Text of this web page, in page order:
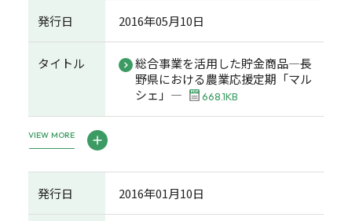
発行日 2016年05月10日
タイトル
総合事業を活用した貯金商品―長
野県における農業応援定期「マル
シェ」―
668.1KB
VIEW MORE
発行日 2016年01月10日